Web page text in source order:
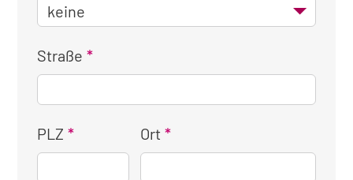
Straße
PLZ Ort